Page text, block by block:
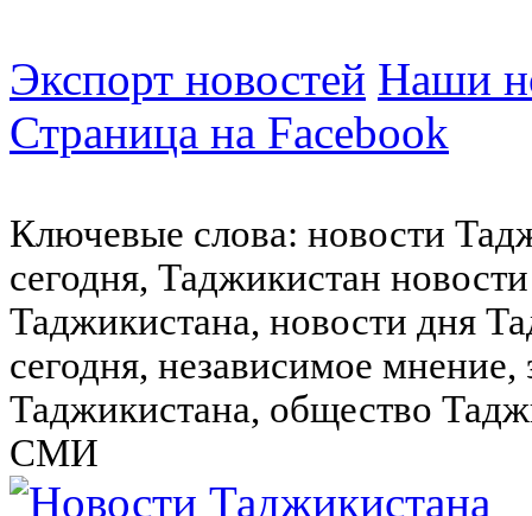
Экспорт новостей Наши
Страница на Facebook
Ключевые слова: новости
сегодня, Таджикистан
Таджикистана, новости дня
сегодня, независимое
Таджикистана, общество
СМИ